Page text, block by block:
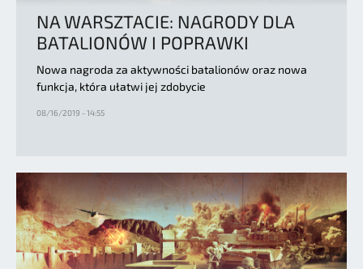
NA WARSZTACIE: NAGRODY DLA
BATALIONÓW I POPRAWKI
Nowa nagroda za aktywności batalionów oraz nowa
funkcja, która ułatwi jej zdobycie
08/16/2019 - 14:55